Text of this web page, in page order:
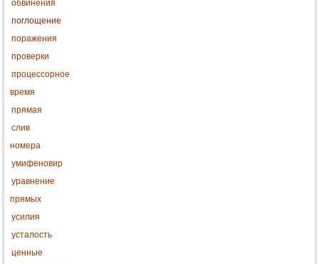
обвинения
поглощение
поражения
проверки
процессорное
время
прямая
слив
номера
умифеновир
уравнение
прямых
усилия
усталость
ценные